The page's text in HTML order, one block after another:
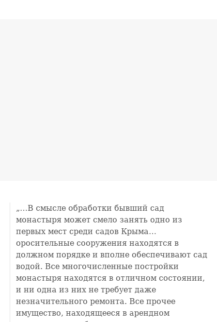
„…В смысле обработки бывший сад
монастыря может смело занять одно из
первых мест среди садов Крыма…
оросительные сооружения находятся в
должном порядке и вполне обеспечивают сад
водой. Все многочисленные постройки
монастыря находятся в отличном состоянии,
и ни одна из них не требует даже
незначительного ремонта. Все прочее
имущество, находящееся в арендном